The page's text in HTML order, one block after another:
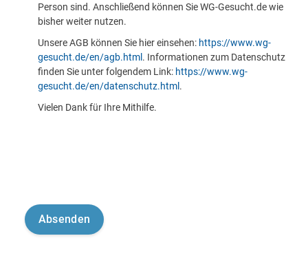
Person sind. Anschließend können Sie WG-Gesucht.de wie
bisher weiter nutzen.
Unsere AGB können Sie hier einsehen: https://www.wg-
gesucht.de/en/agb.html . Informationen zum Datenschutz
finden Sie unter folgendem Link: https://www.wg-
gesucht.de/en/datenschutz.html .
Vielen Dank für Ihre Mithilfe.